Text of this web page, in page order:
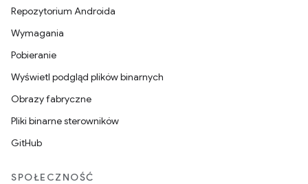
Repozytorium Androida
Wymagania
Pobieranie
Wyświetl podgląd plików binarnych
Obrazy fabryczne
Pliki binarne sterowników
GitHub
SPOŁECZNOŚĆ